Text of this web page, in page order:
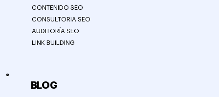
CONTENIDO SEO
CONSULTORIA SEO
AUDITORÍA SEO
LINK BUILDING
BLOG